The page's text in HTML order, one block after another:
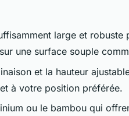
large et robuste
une surface souple
et la hauteur
à votre position préférée.
ou le bambou qui